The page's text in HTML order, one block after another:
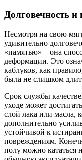
Долговечность и
Несмотря на свою
удивительно
«памятью» – она
деформации. Это
каблуков, как
была не слишком
Срок службы
уходе может
слой лака или масла,
дополнительно
устойчивой к
повреждениям.
полу можно кататься